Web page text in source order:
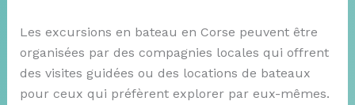
Les excursions en bateau en Corse peuvent être
organisées par des compagnies locales qui offrent
des visites guidées ou des locations de bateaux
pour ceux qui préfèrent explorer par eux-mêmes.